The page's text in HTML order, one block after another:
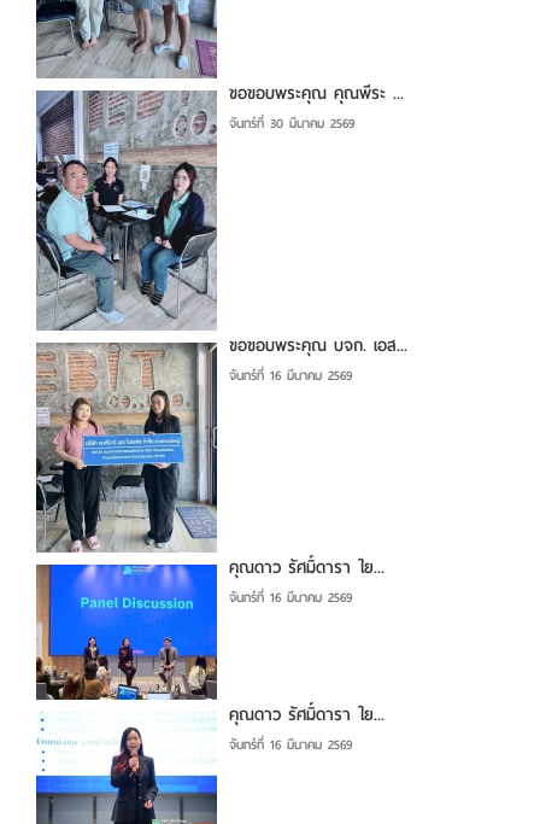
ขอขอบพระคุณ คุณพีระ ...
จันทร์ที่ 30 มีนาคม 2569
ขอขอบพระคุณ บจก. เอส...
จันทร์ที่ 16 มีนาคม 2569
คุณดาว รัศมิ์ดารา ใย...
จันทร์ที่ 16 มีนาคม 2569
คุณดาว รัศมิ์ดารา ใย...
จันทร์ที่ 16 มีนาคม 2569